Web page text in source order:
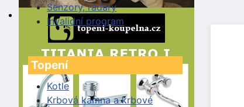
Senzory, radary
Invalidní program
Topení
Kotle
Krbová kamna a krbové